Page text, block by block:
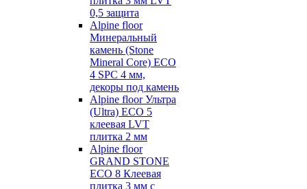
0,5 защита
Alpine floor
Минеральный
камень (Stone
Mineral Core) ECO
4 SPC 4 мм,
декоры под камень
Alpine floor Ультра
(Ultra) ECO 5
клеевая LVT
плитка 2 мм
Alpine floor
GRAND STONE
ECO 8 Клеевая
плитка 3 мм с